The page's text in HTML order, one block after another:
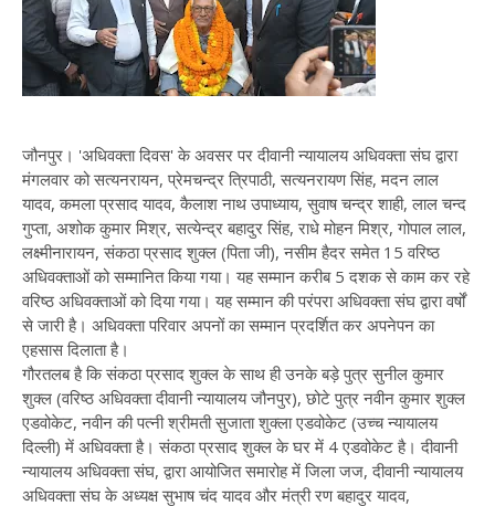
जौनपुर। 'अधिवक्ता दिवस' के अवसर पर दीवानी न्यायालय अधिवक्ता संघ द्वारा
मंगलवार को सत्यनरायन, प्रेमचन्द्र त्रिपाठी, सत्यनरायण सिंह, मदन लाल
यादव, कमला प्रसाद यादव, कैलाश नाथ उपाध्याय, सुवाष चन्द्र शाही, लाल चन्द
गुप्ता, अशोक कुमार मिश्र, सत्येन्द्र बहादुर सिंह, राधे मोहन मिश्र, गोपाल लाल,
लक्ष्मीनारायन, संकठा प्रसाद शुक्ल (पिता जी), नसीम हैदर समेत 15 वरिष्ठ
अधिवक्ताओं को सम्मानित किया गया। यह सम्मान करीब 5 दशक से काम कर रहे
वरिष्ठ अधिवक्ताओं को दिया गया। यह सम्मान की परंपरा अधिवक्ता संघ द्वारा वर्षों
से जारी है। अधिवक्ता परिवार अपनों का सम्मान प्रदर्शित कर अपनेपन का
एहसास दिलाता है।
गौरतलब है कि संकठा प्रसाद शुक्ल के साथ ही उनके बड़े पुत्र सुनील कुमार
शुक्ल (वरिष्ठ अधिवक्ता दीवानी न्यायालय जौनपुर), छोटे पुत्र नवीन कुमार शुक्ल
एडवोकेट, नवीन की पत्नी श्रीमती सुजाता शुक्ला एडवोकेट (उच्च न्यायालय
दिल्ली) में अधिवक्ता है। संकठा प्रसाद शुक्ल के घर में 4 एडवोकेट है। दीवानी
न्यायालय अधिवक्ता संघ, द्वारा आयोजित समारोह में जिला जज, दीवानी न्यायालय
अधिवक्ता संघ के अध्यक्ष सुभाष चंद यादव और मंत्री रण बहादुर यादव,